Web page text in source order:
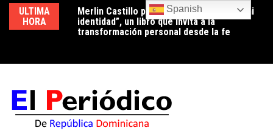
Skip
content
ULTIMA
HORA
Merlin Castillo presenta “Descubriendo mi
identidad”, un libro que invita a la
transformación personal desde la fe
Periodista Vicente Méndez pide la renuncia
del alcalde de Santo Domingo Oeste,
Francisco Peña, por deplorable situación de
Spanish